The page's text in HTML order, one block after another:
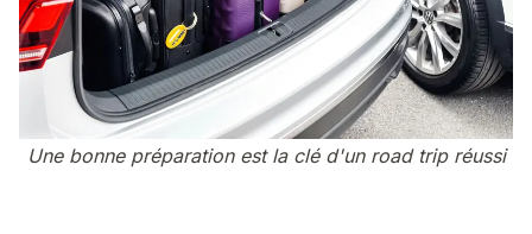
Une bonne préparation est la clé d'un road trip réussi